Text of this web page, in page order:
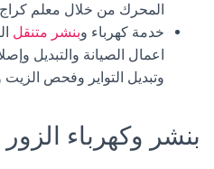
المحرك من خلال معلم كراج
خدمة كهرباء وبنشر متنقل
اعمال الصيانة والتبديل
وتبديل التواير وفحص
بنشر وكهرباء الزور